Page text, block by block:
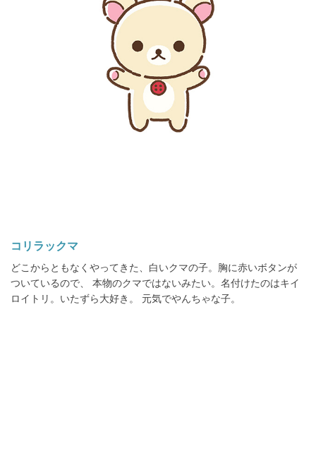
コリラックマ
どこからともなくやってきた、白いクマの子。胸に赤いボタンが
ついているので、 本物のクマではないみたい。名付けたのはキイ
ロイトリ。いたずら大好き。 元気でやんちゃな子。